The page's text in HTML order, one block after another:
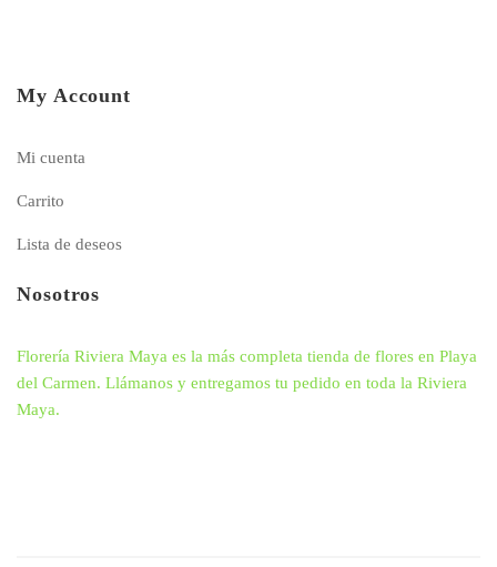
My Account
Mi cuenta
Carrito
Lista de deseos
Nosotros
Florería Riviera Maya es la más completa tienda de flores en Playa
del Carmen. Llámanos y entregamos tu pedido en toda la Riviera
Maya.